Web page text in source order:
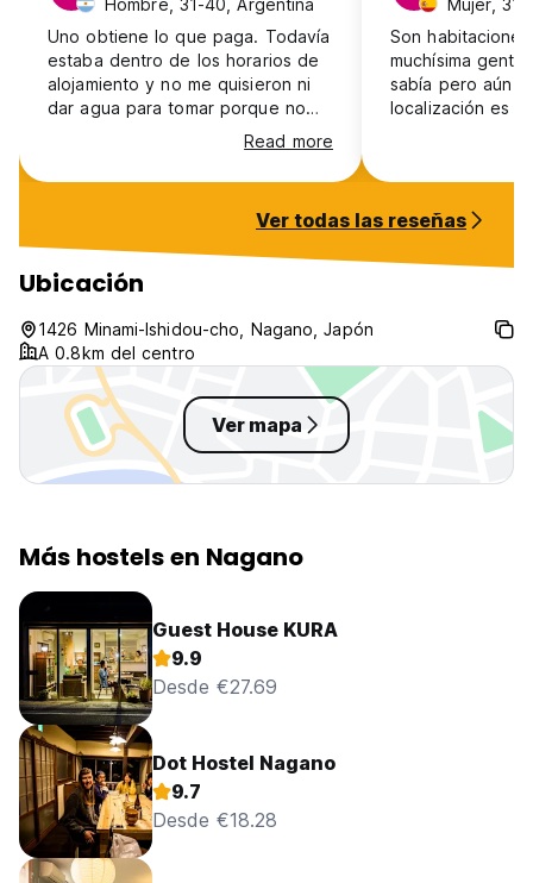
Hombre, 31-40, Argentina
Uno obtiene lo que paga. Todavía
estaba dentro de los horarios de
alojamiento y no me quisieron ni
dar agua para tomar porque no
quedaban vasos. las camas bien
pero los espacios comunes solo
entran 4 personas para los
camas limpias y cómodas pero es
solo para quedarse una noche ya
que esta cerca de la estación de
tren.
Read more
Mujer,
Son
muchísima
sabía pero aún
localización es
Ver todas las reseñas
Ubicación
1426 Minami-Ishidou-cho, Nagano, Japón
A 0.8km del centro
Ver mapa
Más hostels en Nagano
Guest House KURA
9.9
Desde €27.69
Dot Hostel Nagano
9.7
Desde €18.28